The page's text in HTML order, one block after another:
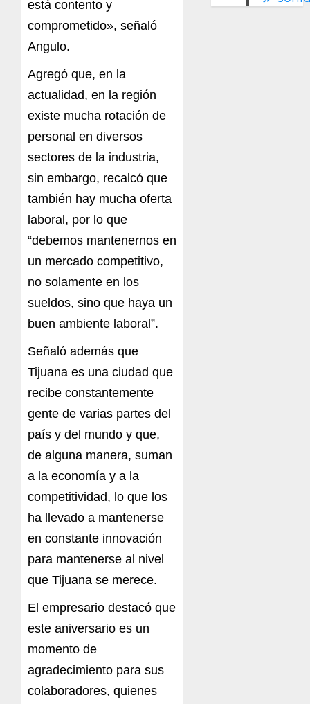
está contento y
comprometido», señaló
Angulo.
Agregó que, en la
actualidad, en la región
existe mucha rotación de
personal en diversos
sectores de la industria,
sin embargo, recalcó que
también hay mucha oferta
laboral, por lo que
“debemos mantenernos en
un mercado competitivo,
no solamente en los
sueldos, sino que haya un
buen ambiente laboral”.
Señaló además que
Tijuana es una ciudad que
recibe constantemente
gente de varias partes del
país y del mundo y que,
de alguna manera, suman
a la economía y a la
competitividad, lo que los
ha llevado a mantenerse
en constante innovación
para mantenerse al nivel
que Tijuana se merece.
El empresario destacó que
este aniversario es un
momento de
agradecimiento para sus
colaboradores, quienes